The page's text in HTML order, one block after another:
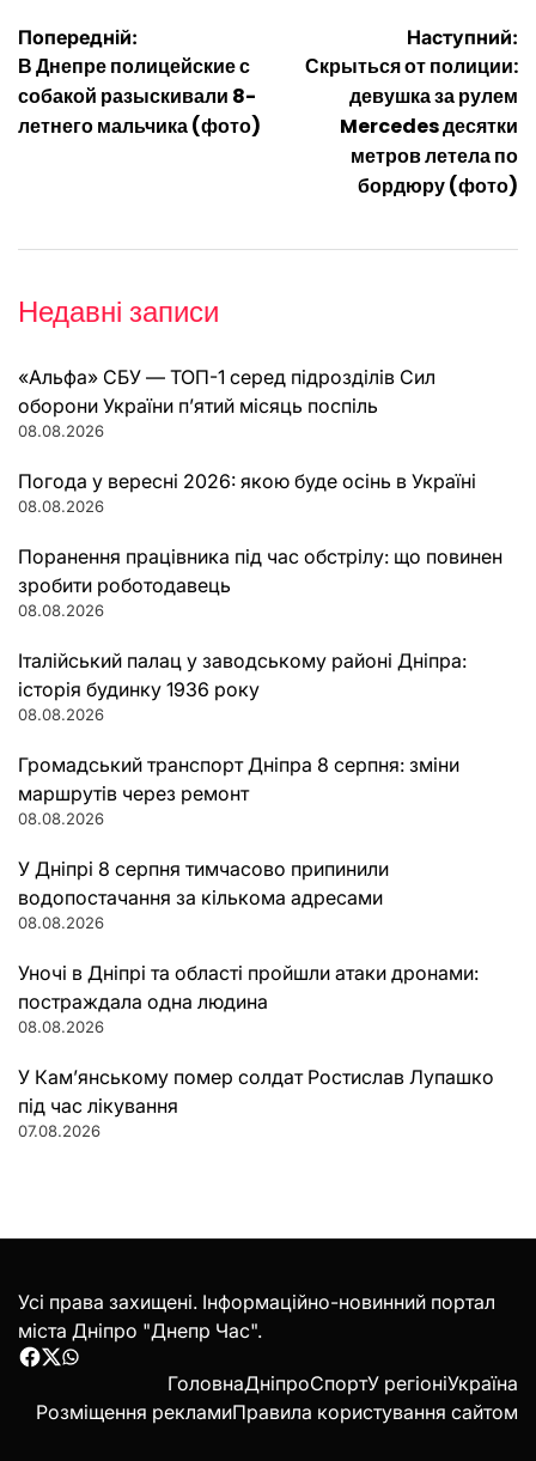
Навігація
записів
Попередній:
В Днепре полицейские с
собакой разыскивали 8-
летнего мальчика (фото)
Наступний:
Скрыться от полиции:
девушка за рулем
Mercedes десятки
метров летела по
бордюру (фото)
Недавні записи
«Альфа» СБУ — ТОП-1 серед підрозділів Сил
оборони України п’ятий місяць поспіль
08.08.2026
Погода у вересні 2026: якою буде осінь в Україні
08.08.2026
Поранення працівника під час обстрілу: що повинен
зробити роботодавець
08.08.2026
Італійський палац у заводському районі Дніпра:
історія будинку 1936 року
08.08.2026
Громадський транспорт Дніпра 8 серпня: зміни
маршрутів через ремонт
08.08.2026
У Дніпрі 8 серпня тимчасово припинили
водопостачання за кількома адресами
08.08.2026
Уночі в Дніпрі та області пройшли атаки дронами:
постраждала одна людина
08.08.2026
У Кам’янському помер солдат Ростислав Лупашко
під час лікування
07.08.2026
Усі права захищені. Інформаційно-новинний портал
міста Дніпро "Днепр Час".
Facebook
Twitter
WhatsApp
ГоловнаДніпроСпортУ регіоніУкраїна
Розміщення рекламиПравила користування сайтом